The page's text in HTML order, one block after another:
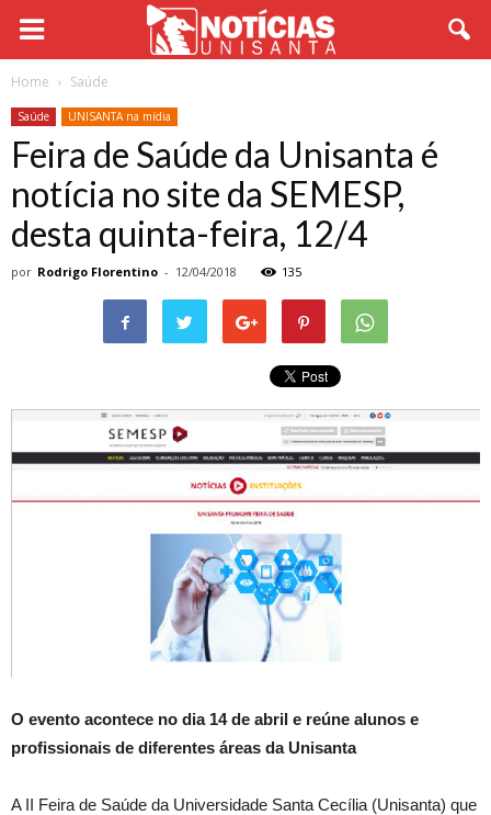
Home Saúde
Saúde UNISANTA na mídia
Feira de Saúde da Unisanta é
notícia no site da SEMESP,
desta quinta-feira, 12/4
por Rodrigo Florentino - 12/04/2018 135
O evento acontece no dia 14 de abril e reúne alunos e
profissionais de diferentes áreas da Unisanta
A II Feira de Saúde da Universidade Santa Cecília (Unisanta) que